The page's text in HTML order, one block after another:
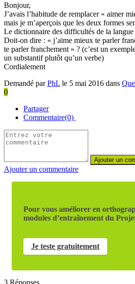
Bonjour,
J’avais l’habitude de remplacer « aimer
mais je m’aperçois que les deux formes
Le dictionnaire des difficultés de la langue
Doit-on dire : « j’aime mieux te parler
te parler franchement » ? (c’est un
un substantif plutôt qu’un verbe)
Cordialement
Demandé parPhL le 5 mai 2016 dans
0
Partager
Commentaire(0)
Ajouter un commentaire
Pour vous améliorer en
modules d’entraînement du
Je teste gratuitement
3 Réponses